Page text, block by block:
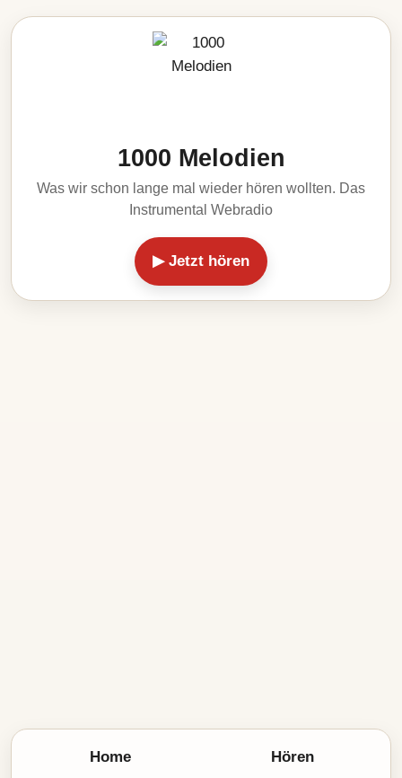
1000 Melodien
Was wir schon lange mal wieder hören wollten. Das
Instrumental Webradio
▶ Jetzt hören
Home Hören